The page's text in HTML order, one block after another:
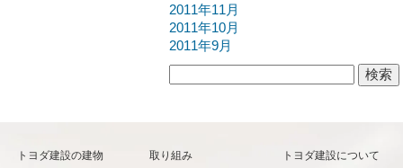
2011年11月
2011年10月
2011年9月
トヨダ建設の建物
取り組み
トヨダ建設について